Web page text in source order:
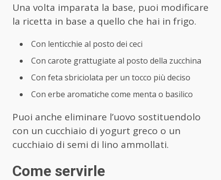
Una volta imparata la base, puoi modificare
la ricetta in base a quello che hai in frigo.
Con lenticchie al posto dei ceci
Con carote grattugiate al posto della zucchina
Con feta sbriciolata per un tocco più deciso
Con erbe aromatiche come menta o basilico
Puoi anche eliminare l’uovo sostituendolo
con un cucchiaio di yogurt greco o un
cucchiaio di semi di lino ammollati.
Come servirle